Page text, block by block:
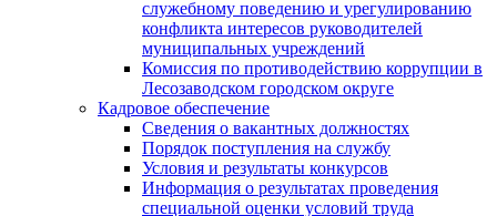
служебному поведению и урегулированию
конфликта интересов руководителей
муниципальных учреждений
Комиссия по противодействию коррупции в
Лесозаводском городском округе
Кадровое обеспечение
Сведения о вакантных должностях
Порядок поступления на службу
Условия и результаты конкурсов
Информация о результатах проведения
специальной оценки условий труда